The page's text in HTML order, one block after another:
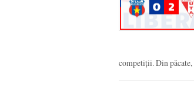
competiții. Din păcate,